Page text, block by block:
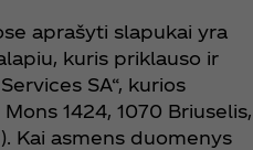
aprašyti slapukai yra
kuris priklauso ir
SA“, kurios
1424, 1070 Briuselis,
Kai asmens duomenys